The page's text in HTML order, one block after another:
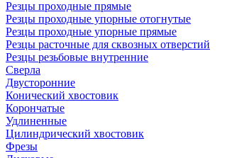
Резцы проходные прямые
Резцы проходные упорные отогнутые
Резцы проходные упорные прямые
Резцы расточные для сквозных отверстий
Резцы резьбовые внутренние
Сверла
Двусторонние
Конический хвостовик
Корончатые
Удлиненные
Цилиндрический хвостовик
Фрезы